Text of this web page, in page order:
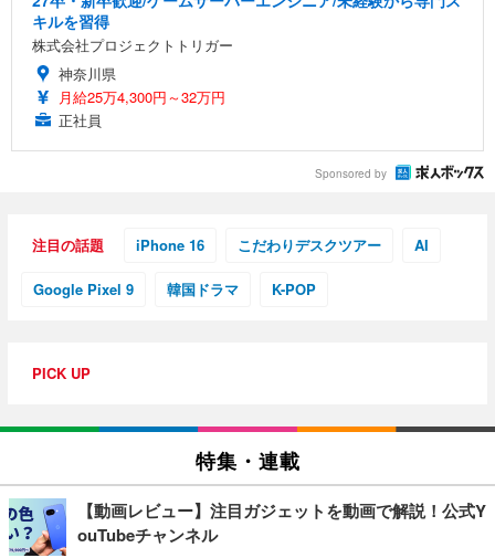
キルを習得
株式会社プロジェクトトリガー
神奈川県
月給25万4,300円～32万円
正社員
Sponsored by
注目の話題 iPhone 16 こだわりデスクツアー AI
Google Pixel 9 韓国ドラマ K-POP
PICK UP
特集・連載
【動画レビュー】注目ガジェットを動画で解説！公式Y
ouTubeチャンネル